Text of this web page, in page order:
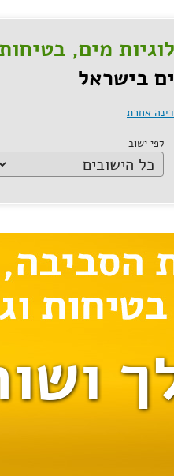
מים,
בישראל
אחרת
לפי ישוב